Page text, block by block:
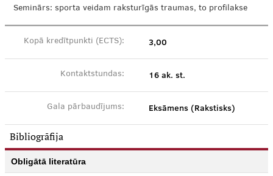
Seminārs: sporta veidam raksturīgās traumas, to profilakse
Kopā kredītpunkti (ECTS): 3,00
Kontaktstundas: 16 ak. st.
Gala pārbaudījums: Eksāmens (Rakstisks)
Bibliogrāfija
Obligātā literatūra